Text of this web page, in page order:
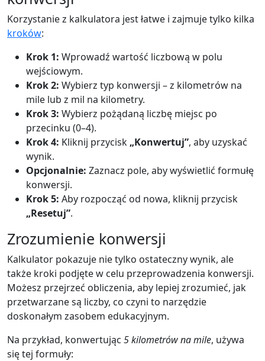
Korzystanie z kalkulatora jest łatwe i zajmuje tylko kilka
kroków:
Krok 1: Wprowadź wartość liczbową w polu
wejściowym.
Krok 2: Wybierz typ konwersji – z kilometrów na
mile lub z mil na kilometry.
Krok 3: Wybierz pożądaną liczbę miejsc po
przecinku (0–4).
Krok 4: Kliknij przycisk „Konwertuj”, aby uzyskać
wynik.
Opcjonalnie: Zaznacz pole, aby wyświetlić formułę
konwersji.
Krok 5: Aby rozpocząć od nowa, kliknij przycisk
„Resetuj”.
Zrozumienie konwersji
Kalkulator pokazuje nie tylko ostateczny wynik, ale
także kroki podjęte w celu przeprowadzenia konwersji.
Możesz przejrzeć obliczenia, aby lepiej zrozumieć, jak
przetwarzane są liczby, co czyni to narzędzie
doskonałym zasobem edukacyjnym.
Na przykład, konwertując 5 kilometrów na mile, używa
się tej formuły: